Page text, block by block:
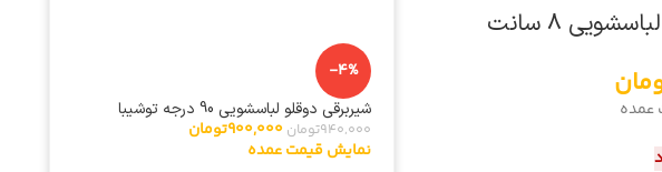
8 سانت
عمده
-4%
شیربرقی دوقلو لباسشویی 90 درجه توشیبا
940,000تومان 900,000تومان
نمایش قیمت عمده